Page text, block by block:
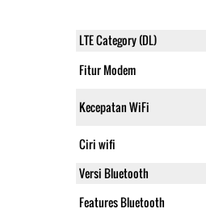
LTE Category (DL)
Fitur Modem
Kecepatan WiFi
Ciri wifi
Versi Bluetooth
Features Bluetooth